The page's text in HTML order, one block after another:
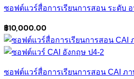
ซอฟต์แวร์สื่อการเรียนการสอน ระดับ
฿10,000.00
ซอฟต์แวร์สื่อการเรียนการสอน CAI ภ